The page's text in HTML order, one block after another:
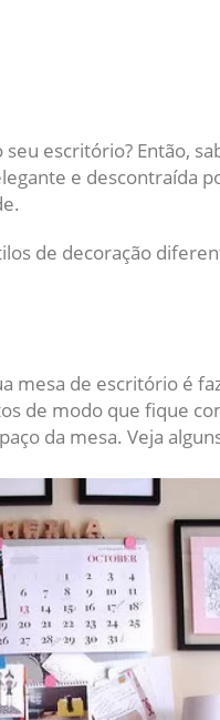
escritório? Então,
e descontraída
de decoração
mesa de escritório é
de modo que fique
da mesa. Veja